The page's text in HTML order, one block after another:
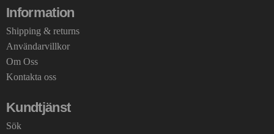
Information
Shipping & returns
Användarvillkor
Om Oss
Kontakta oss
Kundtjänst
Sök